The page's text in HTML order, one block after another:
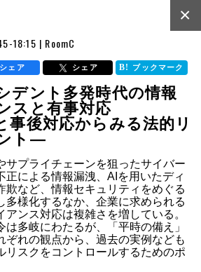
18:15 | RoomC
×
シェア シェア ブックマーク
デント多発時代の情報
スと有事対応
後対応からみる法的リ
ト―
サプライチェーンを狙ったサイバー
正による情報漏洩、AIを用いたディ
欺など、情報セキュリティをめぐる
多様化するなか、企業に求められる
ンス対応は複雑さを増している。
多岐にわたるが、「平時の備え」
ぞれの観点から、過去の実例なども
リスクをコントロールするためのポ